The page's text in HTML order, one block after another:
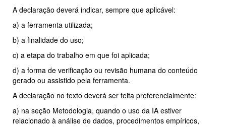
A declaração deverá indicar, sempre que aplicável:
a) a ferramenta utilizada;
b) a finalidade do uso;
c) a etapa do trabalho em que foi aplicada;
d) a forma de verificação ou revisão humana do conteúdo
gerado ou assistido pela ferramenta.
A declaração no texto deverá ser feita preferencialmente:
a) na seção Metodologia, quando o uso da IA estiver
relacionado à análise de dados, procedimentos empíricos,